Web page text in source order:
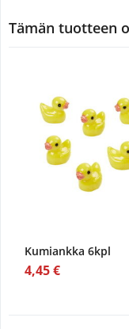
Tämän tuotteen
Kumiankka 6kpl
4,45 €